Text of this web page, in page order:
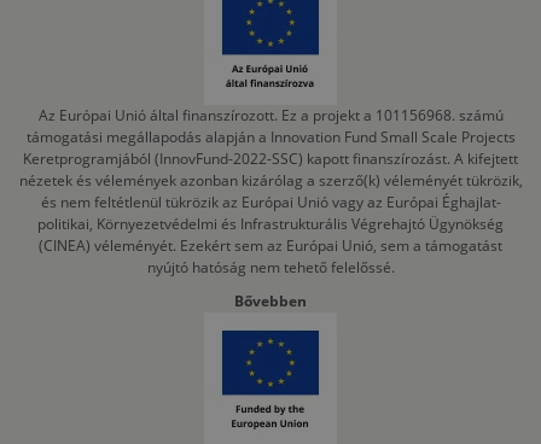
Az Európai Unió által finanszírozott. Ez a projekt a 101156968. számú
támogatási megállapodás alapján a Innovation Fund Small Scale Projects
Keretprogramjából (InnovFund-2022-SSC) kapott finanszírozást. A kifejtett
nézetek és vélemények azonban kizárólag a szerző(k) véleményét tükrözik,
és nem feltétlenül tükrözik az Európai Unió vagy az Európai Éghajlat-
politikai, Környezetvédelmi és Infrastrukturális Végrehajtó Ügynökség
(CINEA) véleményét. Ezekért sem az Európai Unió, sem a támogatást
nyújtó hatóság nem tehető felelőssé.
Bővebben